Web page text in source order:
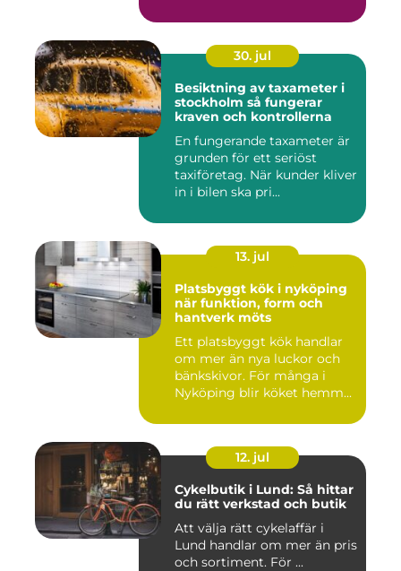
30. jul
Besiktning av taxameter i
stockholm så fungerar
kraven och kontrollerna
En fungerande taxameter är
grunden för ett seriöst
taxiföretag. När kunder kliver
in i bilen ska pri...
13. jul
Platsbyggt kök i nyköping
när funktion, form och
hantverk möts
Ett platsbyggt kök handlar
om mer än nya luckor och
bänkskivor. För många i
Nyköping blir köket hemm...
12. jul
Cykelbutik i Lund: Så hittar
du rätt verkstad och butik
Att välja rätt cykelaffär i
Lund handlar om mer än pris
och sortiment. För ...